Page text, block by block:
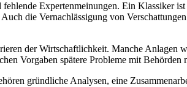
Expertenmeinungen. Ein Klassiker
die Vernachlässigung von
der Wirtschaftlichkeit. Manche Anlagen
Vorgaben spätere Probleme mit Behörden
gründliche Analysen, eine